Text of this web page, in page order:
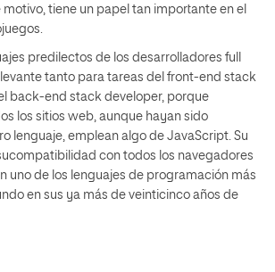
motivo, tiene un papel tan importante en el
predilectos de los desarrolladores full
tanto para tareas del front-end stack
back-end stack developer, porque
los sitios web, aunque hayan sido
lenguaje, emplean algo de JavaScript. Su
con todos los navegadores
uno de los lenguajes de programación más
en sus ya más de veinticinco años de